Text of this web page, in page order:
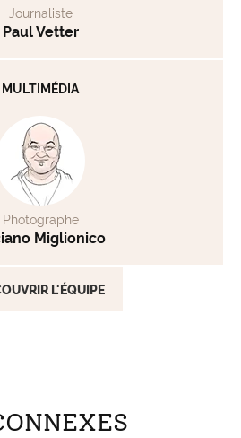
Journaliste
Paul Vetter
MULTIMÉDIA
Photographe
Miglionico
L'ÉQUIPE